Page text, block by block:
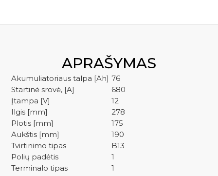
APRAŠYMAS
Akumuliatoriaus talpa [Ah] 76
Startinė srovė, [A]
680
Įtampa [V]
12
Ilgis [mm]
278
Plotis [mm]
175
Aukštis [mm]
190
Tvirtinimo tipas
B13
Polių padėtis
1
Terminalo tipas
1